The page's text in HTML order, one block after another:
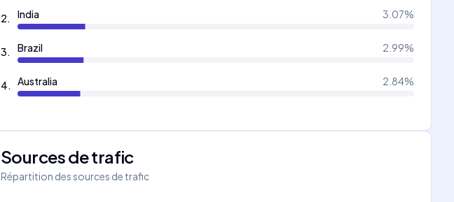
2. India 3.07%
3. Brazil 2.99%
4. Australia 2.84%
Sources de trafic
Répartition des sources de trafic